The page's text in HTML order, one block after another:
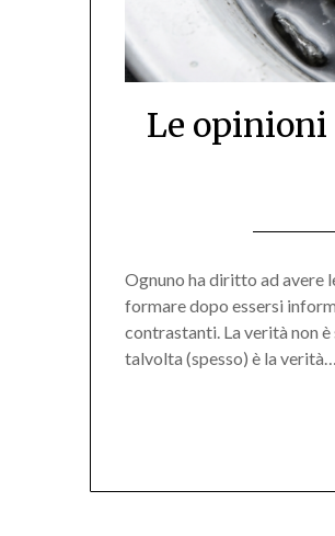
Le opinioni
Ognuno ha diritto ad avere
formare dopo essersi
contrastanti. La verità non
talvolta (spesso) è la verità…